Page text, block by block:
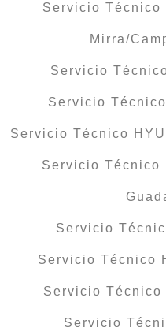
Servicio Técnico
Mirra/
Servicio
Servicio
Servicio Técnico
Servicio Técnico
Servicio
Servicio Técnico
Servicio Técnico
Servicio